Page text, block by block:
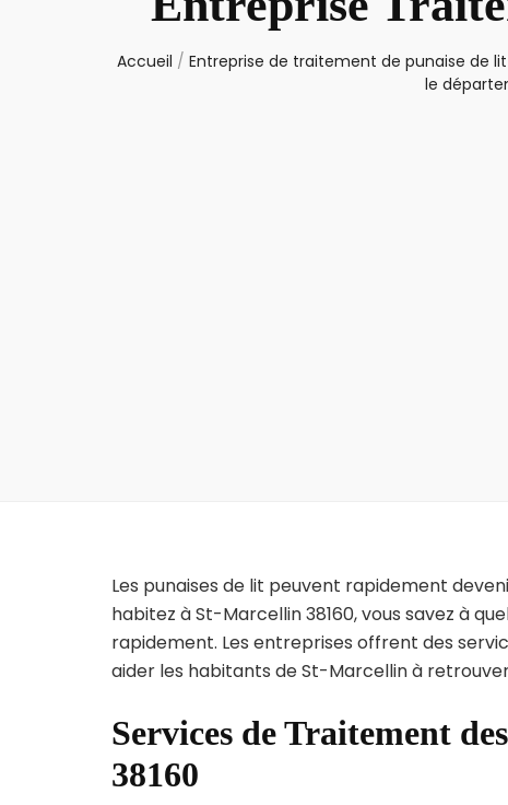
Accueil / Entreprise de traitement de punaise de
le
Les punaises de lit peuvent rapidement
habitez à St-Marcellin 38160, vous savez à
rapidement. Les entreprises offrent des
aider les habitants de St-Marcellin à
Services de Traitement
38160